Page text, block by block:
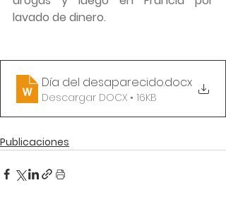
lavado de dinero.
Día del desaparecido.docx
Descargar DOCX • 16KB
Publicaciones